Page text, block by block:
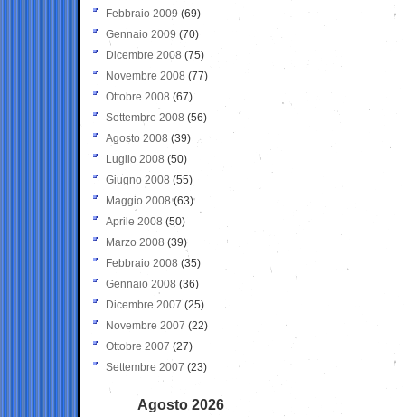
Febbraio 2009 (69)
Gennaio 2009 (70)
Dicembre 2008 (75)
Novembre 2008 (77)
Ottobre 2008 (67)
Settembre 2008 (56)
Agosto 2008 (39)
Luglio 2008 (50)
Giugno 2008 (55)
Maggio 2008(63)
Aprile 2008 (50)
Marzo 2008 (39)
Febbraio 2008 (35)
Gennaio 2008 (36)
Dicembre 2007 (25)
Novembre 2007 (22)
Ottobre 2007 (27)
Settembre 2007 (23)
Agosto 2026